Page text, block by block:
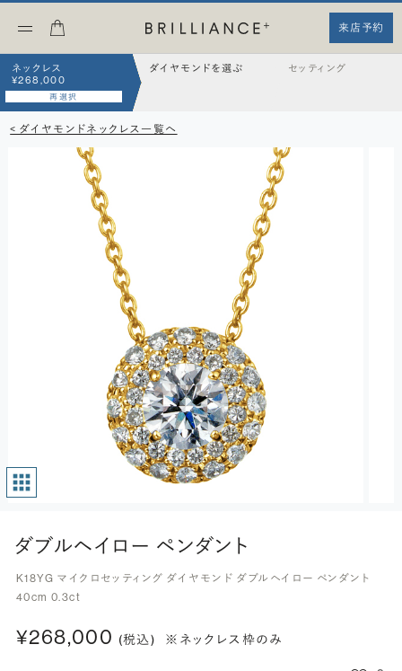
来店予約
ネックレス
¥268,000
再選択
ダイヤモンドを選ぶ セッティング
< ダイヤモンドネックレス一覧へ
ダブルヘイロー ペンダント
K18YG マイクロセッティング ダイヤモンド ダブルヘイロー ペンダント
40cm 0.3ct
¥268,000 (税込) ※ネックレス枠のみ